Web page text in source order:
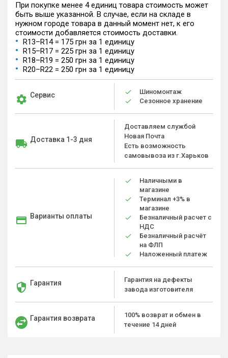
При покупке менее 4 единиц товара стоимость может
быть выше указанной. В случае, если на складе в
нужном городе товара в данный момент нет, к его
стоимости добавляется стоимость доставки.
R13–R14 = 175 грн за 1 единицу
R15–R17 = 225 грн за 1 единицу
R18–R19 = 250 грн за 1 единицу
R20–R22 = 250 грн за 1 единицу
Сервис
Шиномонтаж
Сезонное хранение
Доставка 1-3 дня
Доставляем службой
Новая Почта
Есть возможность
самовывоза из г.Харьков
Варианты оплаты
Наличными в
магазине
Терминал +3% в
магазине
Безналичный расчет с
НДС
Безналичный расчёт
на ФЛП
Наложенный платеж
Гарантия
Гарантия на дефекты
завода изготовителя
Гарантия возврата
100% возврат и обмен в
течение 14 дней